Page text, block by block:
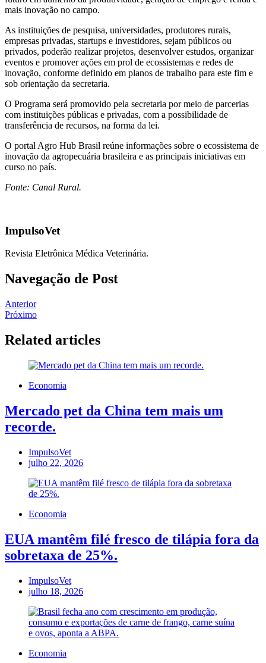
mais inovação no campo.
As instituições de pesquisa, universidades, produtores rurais,
empresas privadas, startups e investidores, sejam públicos ou
privados, poderão realizar projetos, desenvolver estudos, organizar
eventos e promover ações em prol de ecossistemas e redes de
inovação, conforme definido em planos de trabalho para este fim e
sob orientação da secretaria.
O Programa será promovido pela secretaria por meio de parcerias
com instituições públicas e privadas, com a possibilidade de
transferência de recursos, na forma da lei.
O portal Agro Hub Brasil reúne informações sobre o ecossistema de
inovação da agropecuária brasileira e as principais iniciativas em
curso no país.
Fonte: Canal Rural.
ImpulsoVet
Revista Eletrônica Médica Veterinária.
Navegação de Post
Anterior
Próximo
Related articles
Economia
Mercado pet da China tem mais um
recorde.
ImpulsoVet
julho 22, 2026
Economia
EUA mantêm filé fresco de tilápia fora da
sobretaxa de 25%.
ImpulsoVet
julho 18, 2026
Economia